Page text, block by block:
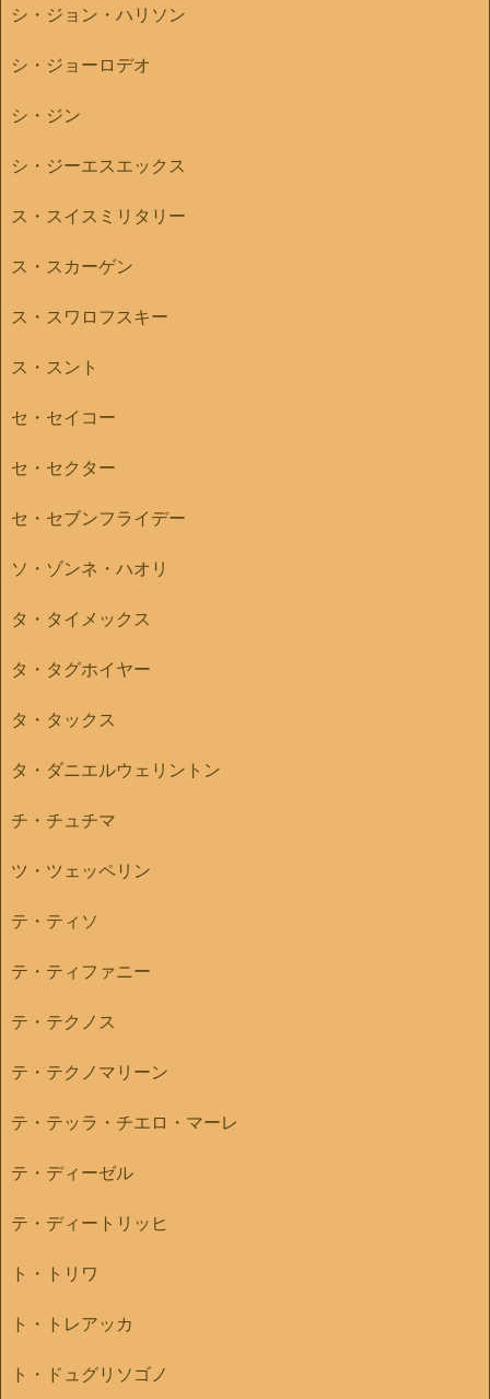
シ・ジョン・ハリソン
シ・ジョーロデオ
シ・ジン
シ・ジーエスエックス
ス・スイスミリタリー
ス・スカーゲン
ス・スワロフスキー
ス・スント
セ・セイコー
セ・セクター
セ・セブンフライデー
ソ・ゾンネ・ハオリ
タ・タイメックス
タ・タグホイヤー
タ・タックス
タ・ダニエルウェリントン
チ・チュチマ
ツ・ツェッペリン
テ・ティソ
テ・ティファニー
テ・テクノス
テ・テクノマリーン
テ・テッラ・チエロ・マーレ
テ・ディーゼル
テ・ディートリッヒ
ト・トリワ
ト・トレアッカ
ト・ドュグリソゴノ